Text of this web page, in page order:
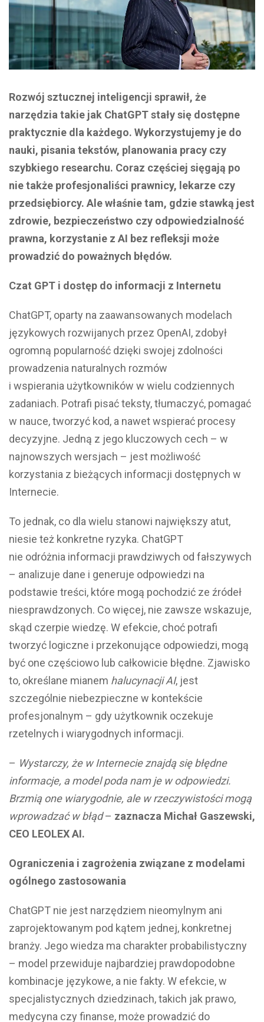
Rozwój sztucznej inteligencji sprawił, że
narzędzia takie jak ChatGPT stały się dostępne
praktycznie dla każdego. Wykorzystujemy je do
nauki, pisania tekstów, planowania pracy czy
szybkiego researchu. Coraz częściej sięgają po
nie także profesjonaliści prawnicy, lekarze czy
przedsiębiorcy. Ale właśnie tam, gdzie stawką jest
zdrowie, bezpieczeństwo czy odpowiedzialność
prawna, korzystanie z AI bez refleksji może
prowadzić do poważnych błędów.
Czat GPT i dostęp do informacji z Internetu
ChatGPT, oparty na zaawansowanych modelach
językowych rozwijanych przez OpenAI, zdobył
ogromną popularność dzięki swojej zdolności
prowadzenia naturalnych rozmów
i wspierania użytkowników w wielu codziennych
zadaniach. Potrafi pisać teksty, tłumaczyć, pomagać
w nauce, tworzyć kod, a nawet wspierać procesy
decyzyjne. Jedną z jego kluczowych cech – w
najnowszych wersjach – jest możliwość
korzystania z bieżących informacji dostępnych w
Internecie.
To jednak, co dla wielu stanowi największy atut,
niesie też konkretne ryzyka. ChatGPT
nie odróżnia informacji prawdziwych od fałszywych
– analizuje dane i generuje odpowiedzi na
podstawie treści, które mogą pochodzić ze źródeł
niesprawdzonych. Co więcej, nie zawsze wskazuje,
skąd czerpie wiedzę. W efekcie, choć potrafi
tworzyć logiczne i przekonujące odpowiedzi, mogą
być one częściowo lub całkowicie błędne. Zjawisko
to, określane mianem halucynacji AI, jest
szczególnie niebezpieczne w kontekście
profesjonalnym – gdy użytkownik oczekuje
rzetelnych i wiarygodnych informacji.
– Wystarczy, że w Internecie znajdą się błędne
informacje, a model poda nam je w odpowiedzi.
Brzmią one wiarygodnie, ale w rzeczywistości mogą
wprowadzać w błąd– zaznacza Michał Gaszewski,
CEO LEOLEX AI.
Ograniczenia i zagrożenia związane z modelami
ogólnego zastosowania
ChatGPT nie jest narzędziem nieomylnym ani
zaprojektowanym pod kątem jednej, konkretnej
branży. Jego wiedza ma charakter probabilistyczny
– model przewiduje najbardziej prawdopodobne
kombinacje językowe, a nie fakty. W efekcie, w
specjalistycznych dziedzinach, takich jak prawo,
medycyna czy finanse, może prowadzić do